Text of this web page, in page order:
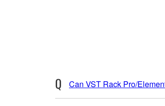
Can VST Rack Pro/